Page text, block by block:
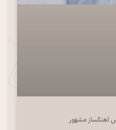
آهنگساز مشهور